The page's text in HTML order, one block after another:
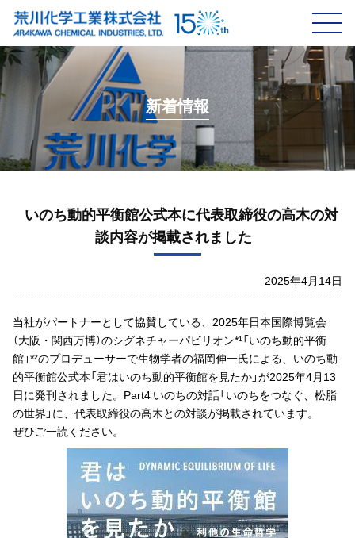
新着情報
企業情報
荒川化学の事業
製品情報
研究開発・技術
お問い合わせ EN
新着情報
いのち動的平衡館公式本に代表取締役の高木の対
談内容が掲載されました
2025年4月14日
当社がパートナーとして協賛している、2025年日本国際博覧会
（大阪・関西万博）のシグネチャーパビリオン*¹「いのち動的平衡
館」*²のプロデューサーで生物学者の福岡伸⼀氏による、いのち動
的平衡館公式本「君はいのち動的平衡館を見たか」が2025年4月13
日に発刊されました。Part4 いのちの対話「いのちをつなぐ、松脂
の世界」に、代表取締役の高木との対談が掲載されています。
ぜひご一読ください。